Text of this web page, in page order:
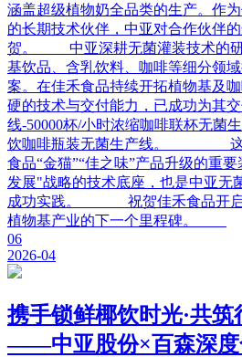
涵盖超级植物奶全品类的生产。作
的长期技术伙伴，中亚对合作伙伴
贺。 中亚深耕无菌灌装技术的研
基饮品、含乳饮料、咖啡等细分领
案。在佳禾食品持续开拓植物基及
硬的技术与交付能力，已成功为其
线-50000杯/小时浓缩咖啡联杯无菌
饮咖啡瓶装无菌生产线。 这两
食品“金猫”“佳之味”产品升级的重
发展"战略的技术底座，也是中亚无
成功实践。 祝贺佳禾食品开
植物基产业的下一个里程碑。
06
2026-04
携手锁鲜椰饮时光·共
——中亚股份×百森深度